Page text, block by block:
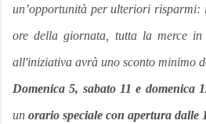
un’opportunità per ulteriori risparmi:
ore della giornata, tutta la merce in
all'iniziativa avrà uno sconto minimo
Domenica 5, sabato 11 e domenica
un orario speciale con apertura dalle